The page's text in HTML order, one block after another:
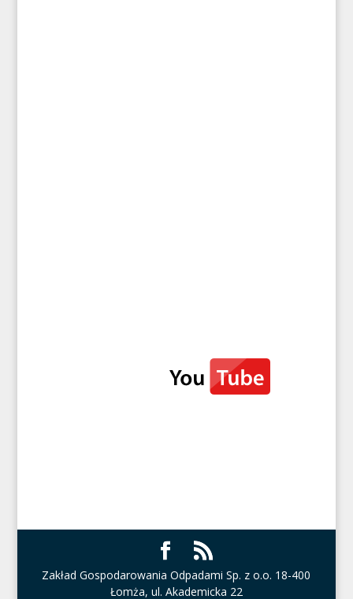
Zakład Gospodarowania Odpadami Sp. z o.o. 18-400
Łomża, ul. Akademicka 22